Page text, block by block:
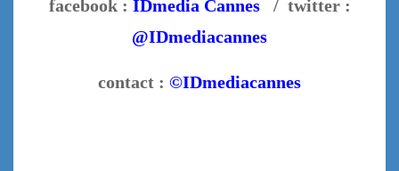
facebook : IDmedia Cannes/ twitter :
@IDmediacannes
contact : ©IDmediacannes